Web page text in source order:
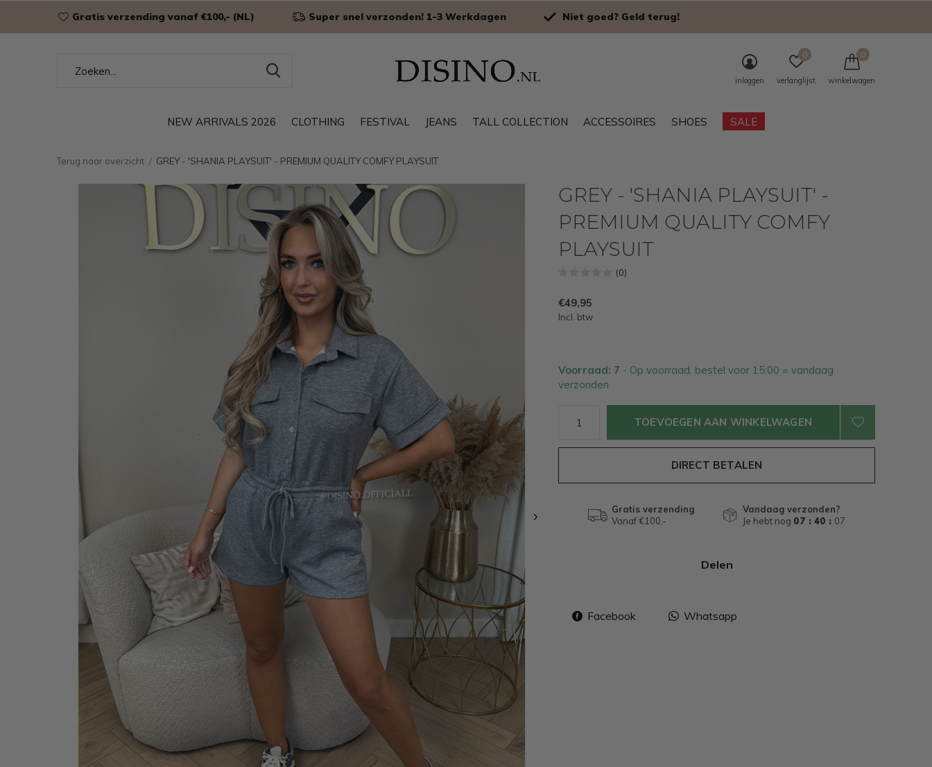
NEW ARRIVALS 2026 CLOTHING FESTIVAL JEANS TALL COLLECTION ACCESSOIRES SHOES SALE
inloggen verlanglijst
0
winkelwagen
0
Gratis verzending vanaf €100,- (NL) Super snel verzonden! 1-3 Werkdagen Niet goed? Geld terug!
Terug naar overzicht GREY - 'SHANIA PLAYSUIT' - PREMIUM QUALITY COMFY PLAYSUIT
GREY - 'SHANIA PLAYSUIT' -
PREMIUM QUALITY COMFY
PLAYSUIT
(0)
€49,95
Incl. btw
Voorraad: 7 - Op voorraad, bestel voor 15:00 = vandaag
verzonden
TOEVOEGEN AAN WINKELWAGEN
DIRECT BETALEN
Gratis verzending
Vanaf €100,-
Vandaag verzonden?
Je hebt nog 07 : 40 : 07
Delen
Facebook Whatsapp